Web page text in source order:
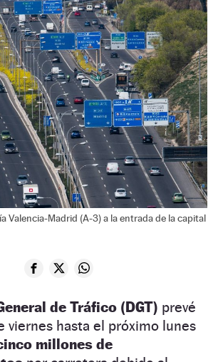
Valencia-Madrid (A-3) a la entrada de la capital
de Tráfico (DGT) prevé
viernes hasta el próximo lunes
millones de